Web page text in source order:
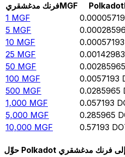
فرنك مدغشقريMGF Polkadot
1 MGF
5 MGF
10 MGF 0.00057193
25 MGF 0.00142983
50 MGF 0.00285965
100 MGF 0.0057193
500 MGF 0.0285965
1,000 MGF 0.057193
5,000 MGF 0.285965
10,000 MGF 0.57193
حوِّل Polkadot إلى فرنك مدغشقري